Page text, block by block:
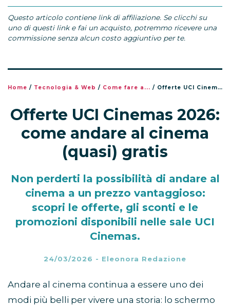
Questo articolo contiene link di affiliazione. Se clicchi su
uno di questi link e fai un acquisto, potremmo ricevere una
commissione senza alcun costo aggiuntivo per te.
Home / Tecnologia & Web / Come fare a... / Offerte UCI Cinemas 2026: come andare al cinema (quasi) gratis
Offerte UCI Cinemas 2026:
come andare al cinema
(quasi) gratis
Non perderti la possibilità di andare al
cinema a un prezzo vantaggioso:
scopri le offerte, gli sconti e le
promozioni disponibili nelle sale UCI
Cinemas.
24/03/2026 - Eleonora Redazione
Andare al cinema continua a essere uno dei
modi più belli per vivere una storia: lo schermo